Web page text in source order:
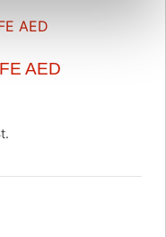
AED